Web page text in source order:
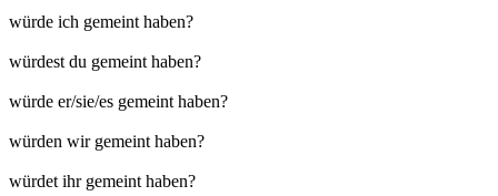
würde ich gemeint haben?
würdest du gemeint haben?
würde er/sie/es gemeint haben?
würden wir gemeint haben?
würdet ihr gemeint haben?